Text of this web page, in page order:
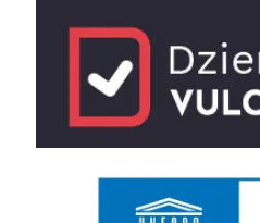
UNESCO Sieć Szkół Stowarzyszonych